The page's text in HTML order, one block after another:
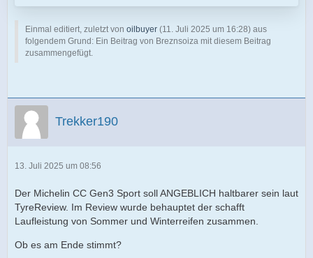
Einmal editiert, zuletzt von oilbuyer (11. Juli 2025 um 16:28) aus
folgendem Grund: Ein Beitrag von Breznsoiza mit diesem Beitrag
zusammengefügt.
Trekker190
13. Juli 2025 um 08:56
Der Michelin CC Gen3 Sport soll ANGEBLICH haltbarer sein laut
TyreReview. Im Review wurde behauptet der schafft
Laufleistung von Sommer und Winterreifen zusammen.
Ob es am Ende stimmt?